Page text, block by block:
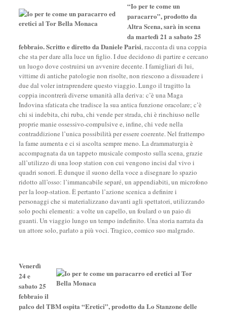
“Io per te come un
paracarro”, prodotto da
Altra Scena, sarà in scena
da martedì 21 a sabato 25
febbraio. Scritto e diretto da Daniele Parisi, racconta di una coppia
che sta per dare alla luce un figlio. I due decidono di partire e cercano
un luogo dove costruirsi un avvenire decente. I famigliari di lui,
vittime di antiche patologie non risolte, non riescono a dissuadere i
due dal voler intraprendere questo viaggio. Lungo il tragitto la
coppia incontrerà diverse umanità alla deriva: c’è una Maga
Indovina sfaticata che tradisce la sua antica funzione oracolare; c’è
chi si indebita, chi ruba, chi vende per strada, chi è rinchiuso nelle
proprie manie ossessivo-compulsive e, infine, chi vede nella
contraddizione l’unica possibilità per essere coerente. Nel frattempo
la fame aumenta e ci si ascolta sempre meno. La drammaturgia è
accompagnata da un tappeto musicale composto sulla scena, grazie
all’utilizzo di una loop station con cui vengono incisi dal vivo i
quadri sonori. È dunque il suono della voce a disegnare lo spazio
ridotto all’osso: l’immancabile separé, un appendiabiti, un microfono
per la loop-station. È pertanto l’azione scenica a definire i
personaggi che si materializzano davanti agli spettatori, utilizzando
solo pochi elementi: a volte un capello, un foulard o un paio di
guanti. Un viaggio lungo un tempo indefinito. Una storia narrata da
un attore solo, parlato a più voci. Tragico, comico suo malgrado.
Venerdì
24e
sabato 25
febbraio il
palco del TBM ospita “Eretici”,prodotto da Lo Stanzone delle